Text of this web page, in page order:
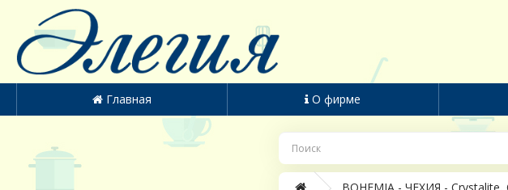
Главная О фирме